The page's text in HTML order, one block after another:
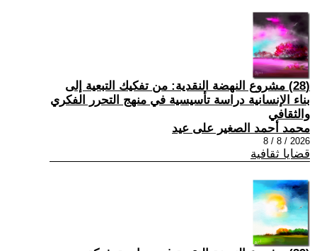
(28) مشروع النهضة النقدية: من تفكيك التبعية إلى
بناء الإنسانية دراسة تأسيسية في منهج التحرر الفكري
والثقافي
محمد أحمد الصغير على عيد
2026 / 8 / 8
قضايا ثقافية